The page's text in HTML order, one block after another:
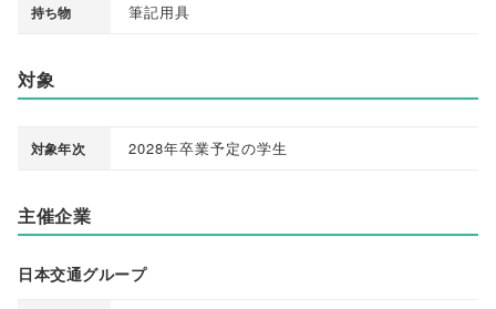
持ち物 筆記用具
対象
対象年次 2028年卒業予定の学生
主催企業
日本交通グループ